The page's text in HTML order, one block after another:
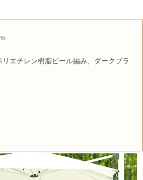
エチレン樹脂ピール編み、ダークブラ